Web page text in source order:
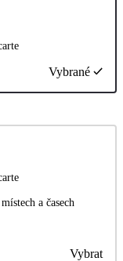
Vybrané
a časech
Vybrat